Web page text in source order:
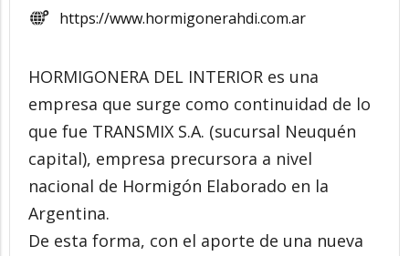
https://www.hormigonerahdi.com.ar
HORMIGONERA DEL INTERIOR es una
empresa que surge como continuidad de lo
que fue TRANSMIX S.A. (sucursal Neuquén
capital), empresa precursora a nivel
nacional de Hormigón Elaborado en la
Argentina.
De esta forma, con el aporte de una nueva